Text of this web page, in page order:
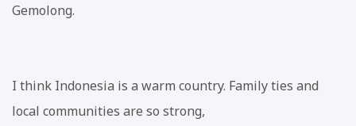
Gemolong.
I think Indonesia is a warm country. Family ties and
local communities are so strong,